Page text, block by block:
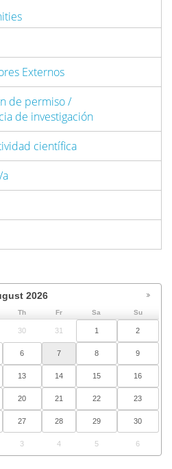
Externos
de permiso /
de investigación
científica
2026
Th Fr Sa Su
30 31 1 2
6 7 8 9
13 14 15 16
20 21 22 23
27 28 29 30
3 4 5 6